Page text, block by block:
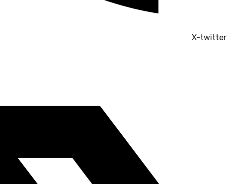
X-twitter